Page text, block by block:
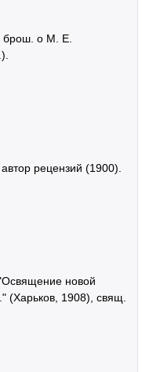
брош. о М. Е.
рецензий (1900).
новой
(Харьков, 1908), свящ.